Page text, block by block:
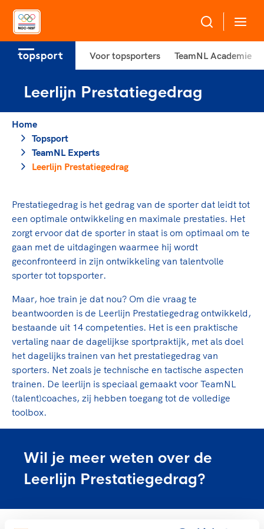
Over NOC*NSF
Sportagenda 2032
Algemene Vergadering
Raad van Toezicht en Bestuur
Merkbescherming NOC*NSF
Onze partners
Geven aan Sport
Sportakkoord II
Game Changer
TeamNL kids
Olympische geschiedenis
Sportdeelname
Bonden en professionals in de sport
Beleidsmedewerkers
Trainer-coaches
Officials
Veilige en integere sport
Gezonde sportomgeving
Duurzaamheid
Bekwaam sportkader
Vitale clubs en bestuurlijk kader
Sportmatch
Clubacties
Opleidingen en trainingen
Ruimte voor sport
Topsport
Atletencommissie
Paralympische Talentdag
TeamNL Academie Kalender
Kennisaanbod TeamNL Experts
TeamNL Sport Science Centre
Olympische Spelen LA28
Paralympische Spelen LA28
Europese Spelen Istanbul 2027
Topsportfinanciering
Maatschappelijke waarde topsport
Voor bonden
Pers
Voor topsporters TeamNL Academie
Leerlijn Prestatiegedrag
Home
Topsport
TeamNL Experts
Leerlijn Prestatiegedrag
Prestatiegedrag is het gedrag van de sporter dat leidt tot
een optimale ontwikkeling en maximale prestaties. Het
zorgt ervoor dat de sporter in staat is om optimaal om te
gaan met de uitdagingen waarmee hij wordt
geconfronteerd in zijn ontwikkeling van talentvolle
sporter tot topsporter.
Maar, hoe train je dat nou? Om die vraag te
beantwoorden is de Leerlijn Prestatiegedrag ontwikkeld,
bestaande uit 14 competenties. Het is een praktische
vertaling naar de dagelijkse sportpraktijk, met als doel
het dagelijks trainen van het prestatiegedrag van
sporters. Net zoals je technische en tactische aspecten
trainen. De leerlijn is speciaal gemaakt voor TeamNL
(talent)coaches, zij hebben toegang tot de volledige
toolbox.
Wil je meer weten over de
Leerlijn Prestatiegedrag?